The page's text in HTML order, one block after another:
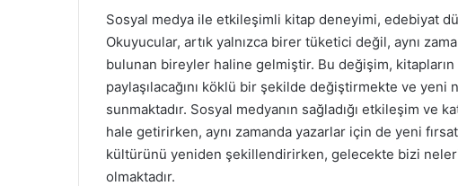
Sosyal medya ile etkileşimli kitap deneyimi, edebiyat
Okuyucular, artık yalnızca birer tüketici değil, aynı
bulunan bireyler haline gelmiştir. Bu değişim, kitapların
paylaşılacağını köklü bir şekilde değiştirmekte ve
sunmaktadır. Sosyal medyanın sağladığı etkileşim ve
hale getirirken, aynı zamanda yazarlar için de yeni
kültürünü yeniden şekillendirirken, gelecekte bizi
olmaktadır.